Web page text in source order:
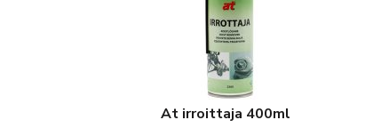
At irroittaja 400ml